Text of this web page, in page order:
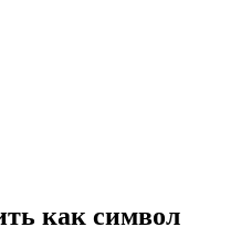
как символ